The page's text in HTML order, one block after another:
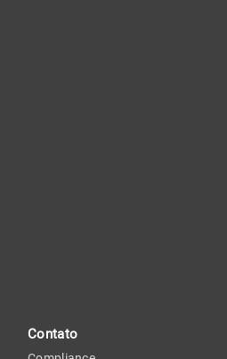
Contato